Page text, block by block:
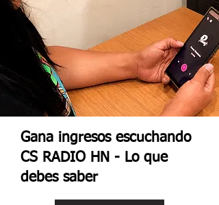
Gana ingresos escuchando
CS RADIO HN - Lo que
debes saber